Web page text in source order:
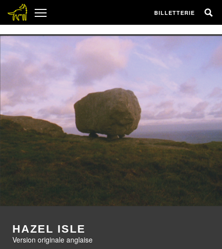
BILLETTERIE
HAZEL ISLE
Version originale anglaise